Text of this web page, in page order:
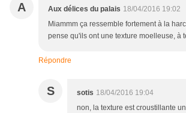
A Aux délices du palais 18/04/2016 19:02
Miammm ça ressemble fortement à la
pense qu'ils ont une texture moelleuse, à
Répondre
S sotis 18/04/2016 19:04
non, la texture est croustillante